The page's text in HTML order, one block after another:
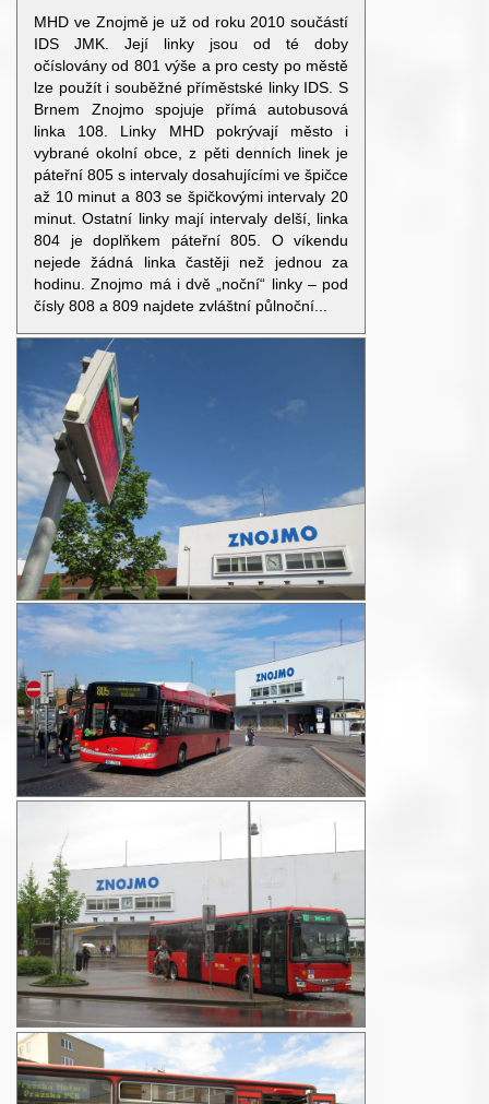
MHD ve Znojmě je už od roku 2010 součástí
IDS JMK. Její linky jsou od té doby
očíslovány od 801 výše a pro cesty po městě
lze použít i souběžné příměstské linky IDS. S
Brnem Znojmo spojuje přímá autobusová
linka 108. Linky MHD pokrývají město i
vybrané okolní obce, z pěti denních linek je
páteřní 805 s intervaly dosahujícími ve špičce
až 10 minut a 803 se špičkovými intervaly 20
minut. Ostatní linky mají intervaly delší, linka
804 je doplňkem páteřní 805. O víkendu
nejede žádná linka častěji než jednou za
hodinu. Znojmo má i dvě „noční“ linky – pod
čísly 808 a 809 najdete zvláštní půlnoční...